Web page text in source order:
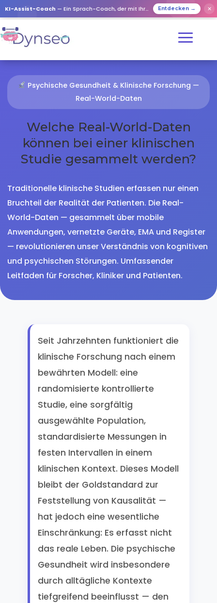
KI-Assist-Coach — Ein Sprach-Coach, der mit Ihren Lieben spielt Entdecken → ✕
Psychische Gesundheit & Klinische Forschung —
Real-World-Daten
Welche Real-World-Daten
können bei einer klinischen
Studie gesammelt werden?
Traditionelle klinische Studien erfassen nur einen
Bruchteil der Realität der Patienten. Die Real-
World-Daten — gesammelt über mobile
Anwendungen, vernetzte Geräte, EMA und Register
— revolutionieren unser Verständnis von kognitiven
und psychischen Störungen. Umfassender
Leitfaden für Forscher, Kliniker und Patienten.
Seit Jahrzehnten funktioniert die
klinische Forschung nach einem
bewährten Modell: eine
randomisierte kontrollierte
Studie, eine sorgfältig
ausgewählte Population,
standardisierte Messungen in
festen Intervallen in einem
klinischen Kontext. Dieses Modell
bleibt der Goldstandard zur
Feststellung von Kausalität —
hat jedoch eine wesentliche
Einschränkung: Es erfasst nicht
das reale Leben. Die psychische
Gesundheit wird insbesondere
durch alltägliche Kontexte
tiefgreifend beeinflusst — den